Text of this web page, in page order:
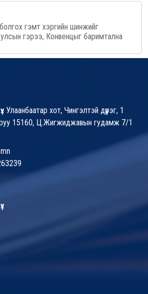
гэмт хэргийн шинжийг
гэрээ, Конвенцыг баримтална
хот, Чингэлтэй дүүрэг, 1
15160, Ц.Жигжиджавын гудамж 7/1